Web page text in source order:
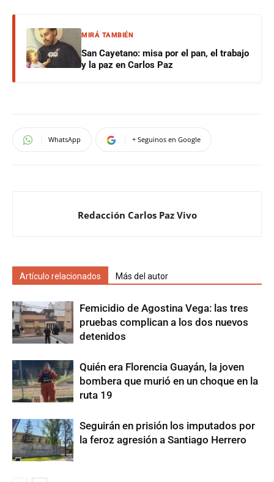
MIRÁ TAMBIÉN
San Cayetano: misa por el pan, el trabajo
y la paz en Carlos Paz
WhatsApp + Seguinos en Google
Redacción Carlos Paz Vivo
Artículo relacionados Más del autor
Femicidio de Agostina Vega: las tres
pruebas complican a los dos nuevos
detenidos
Quién era Florencia Guayán, la joven
bombera que murió en un choque en la
ruta 19
Seguirán en prisión los imputados por
la feroz agresión a Santiago Herrero